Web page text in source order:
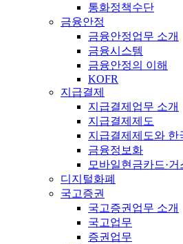
통화정책수단
금융안정
금융안정업무 소개
금융시스템
금융안정의 이해
KOFR
지급결제
지급결제업무 소개
지급결제제도
지급결제제도와 한
금융정보화
모바일현금카드·
디지털화폐
국고증권
국고증권업무 소개
국고업무
증권업무